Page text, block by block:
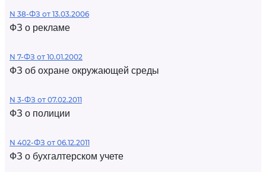
N 38-ФЗ от 13.03.2006
ФЗ о рекламе
N 7-ФЗ от 10.01.2002
ФЗ об охране окружающей среды
N 3-ФЗ от 07.02.2011
ФЗ о полиции
N 402-ФЗ от 06.12.2011
ФЗ о бухгалтерском учете